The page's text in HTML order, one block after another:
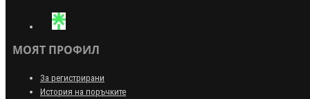
МОЯТ ПРОФИЛ
За регистрирани
История на поръчките